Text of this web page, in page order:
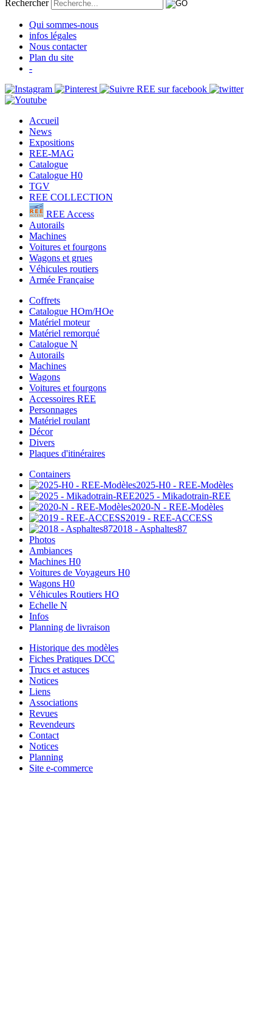
Rechercher
Qui sommes-nous
infos légales
Nous contacter
Plan du site
-
Accueil
News
Expositions
REE-MAG
Catalogue
Catalogue H0
TGV
REE COLLECTION
REE Access
Autorails
Machines
Voitures et fourgons
Wagons et grues
Véhicules routiers
Armée Française
Coffrets
Catalogue HOm/HOe
Matériel moteur
Matériel remorqué
Catalogue N
Autorails
Machines
Wagons
Voitures et fourgons
Accessoires REE
Personnages
Matériel roulant
Décor
Divers
Plaques d'itinéraires
Containers
2025-H0 - REE-Modèles
2025 - Mikadotrain-REE
2020-N - REE-Modèles
2019 - REE-ACCESS
2018 - Asphaltes87
Photos
Ambiances
Machines H0
Voitures de Voyageurs H0
Wagons H0
Véhicules Routiers HO
Echelle N
Infos
Planning de livraison
Historique des modèles
Fiches Pratiques DCC
Trucs et astuces
Notices
Liens
Associations
Revues
Revendeurs
Contact
Notices
Planning
Site e-commerce